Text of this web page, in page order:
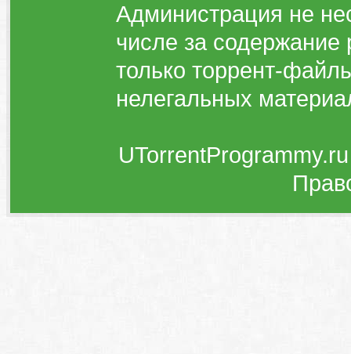
Администрация не
числе за
только торрент-
нелегальных
UTorrentProgrammy.ru